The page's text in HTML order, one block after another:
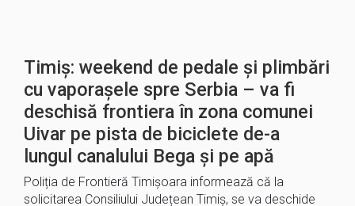
Timiș: weekend de pedale și plimbări
cu vaporașele spre Serbia – va fi
deschisă frontiera în zona comunei
Uivar pe pista de biciclete de-a
lungul canalului Bega și pe apă
Poliția de Frontieră Timișoara informează că la
solicitarea Consiliului Județean Timiș, se va deschide